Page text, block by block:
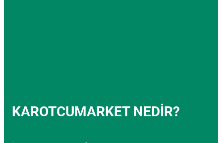
KAROTCUMARKET NEDİR?